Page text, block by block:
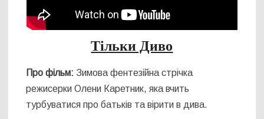
Тільки Диво
Про фільм: Зимова фентезійна стрічка
режисерки Олени Каретник, яка вчить
турбуватися про батьків та вірити в дива.